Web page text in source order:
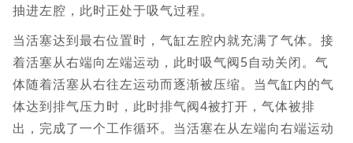
抽进左腔，此时正处于吸气过程。
当活塞达到最右位置时，气缸左腔内就充满了气体。接
着活塞从右端向左端运动，此时吸气阀5自动关闭。气
体随着活塞从右往左运动而逐渐被压缩。当气缸内的气
体达到排气压力时，此时排气阀4被打开，气体被排
出，完成了一个工作循环。当活塞在从左端向右端运动